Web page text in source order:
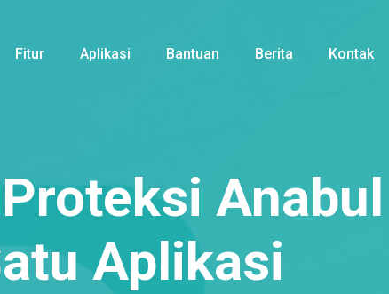
Fitur Aplikasi Bantuan Berita Kontak
Anabul
Aplikasi